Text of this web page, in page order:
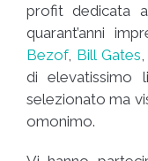
profit dedicata
quarant’anni
Bezof, Bill Gates
di elevatissimo
selezionato ma
omonimo.